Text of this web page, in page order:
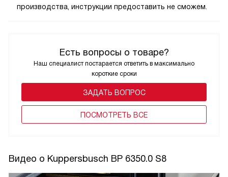
Есть вопросы о товаре?
Наш специалист постарается ответить в максимально
короткие сроки
ЗАДАТЬ ВОПРОС
ПОCМОТРЕТЬ ВСЕ
производства, инструкции предоставить не сможем.
Видео о Kuppersbusch BP 6350.0 S8